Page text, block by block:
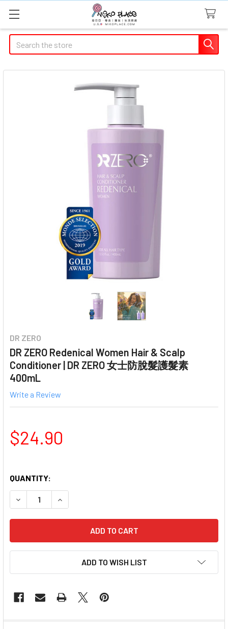
Search
DR ZERO
DR ZERO Redenical Women Hair & Scalp
Conditioner | DR ZERO 女士防脫髮護髮素
400mL
Write a Review
$24.90
QUANTITY:
DECREASE QUANTITY OF DR ZERO REDENICAL WOMEN
INCREASE QUANTITY OF DR ZERO
ADD TO WISH LIST